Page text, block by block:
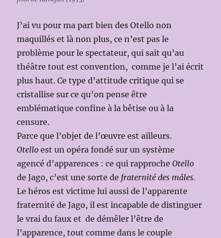
J’ai vu pour ma part bien des Otello non
maquillés et là non plus, ce n’est pas le
problème pour le spectateur, qui sait qu’au
théâtre tout est convention, comme je l’ai écrit
plus haut. Ce type d’attitude critique qui se
cristallise sur ce qu’on pense être
emblématique confine à la bêtise ou à la
censure.
Parce que l’objet de l’œuvre est ailleurs.
Otello est un opéra fondé sur un système
agencé d’apparences : ce qui rapprocheOtello
de Jago, c’est une sorte de fraternité des mâles.
Le héros est victime lui aussi de l’apparente
fraternité de Jago, il est incapable de distinguer
le vrai du faux et de démêler l’être de
l’apparence, tout comme dans le couple